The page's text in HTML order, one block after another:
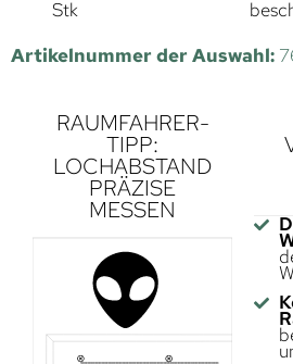
Stk
Artikelnummer der Auswahl:
RAUMFAHRER-
TIPP:
LOCHABSTAND
PRÄZISE
MESSEN